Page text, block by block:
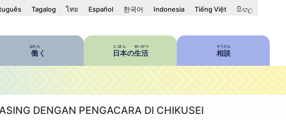
Tagalog ไทย Español 한국어 Indonesia Tiếng Việt සිංහල
働
はたら
く 日本
にほん
の生活
せいかつ
相談
そうだん
DENGAN PENGACARA DI CHIKUSEI